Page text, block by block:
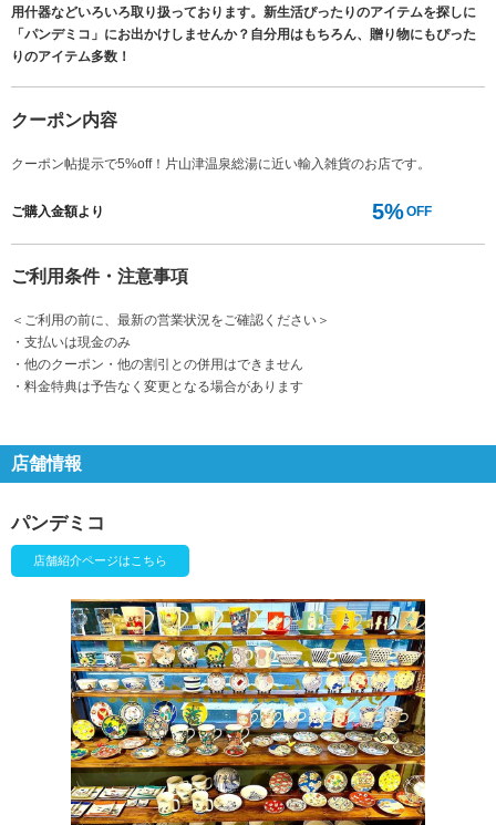
用什器などいろいろ取り扱っております。新生活ぴったりのアイテムを探しに
「パンデミコ」にお出かけしませんか？自分用はもちろん、贈り物にもぴった
りのアイテム多数！
クーポン内容
クーポン帖提示で5%off！片山津温泉総湯に近い輸入雑貨のお店です。
ご購入金額より 5%OFF
ご利用条件・注意事項
＜ご利用の前に、最新の営業状況をご確認ください＞
・支払いは現金のみ
・他のクーポン・他の割引との併用はできません
・料金特典は予告なく変更となる場合があります
店舗情報
パンデミコ
店舗紹介ページはこちら